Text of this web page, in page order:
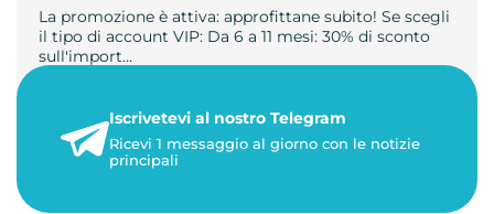
La promozione è attiva: approfittane subito! Se scegli
il tipo di account VIP: Da 6 a 11 mesi: 30% di sconto
sull'import…
1 minuto di letturaIscrivetevi al nostro Telegram
Ricevi 1 messaggio al giorno con le notizie
principali